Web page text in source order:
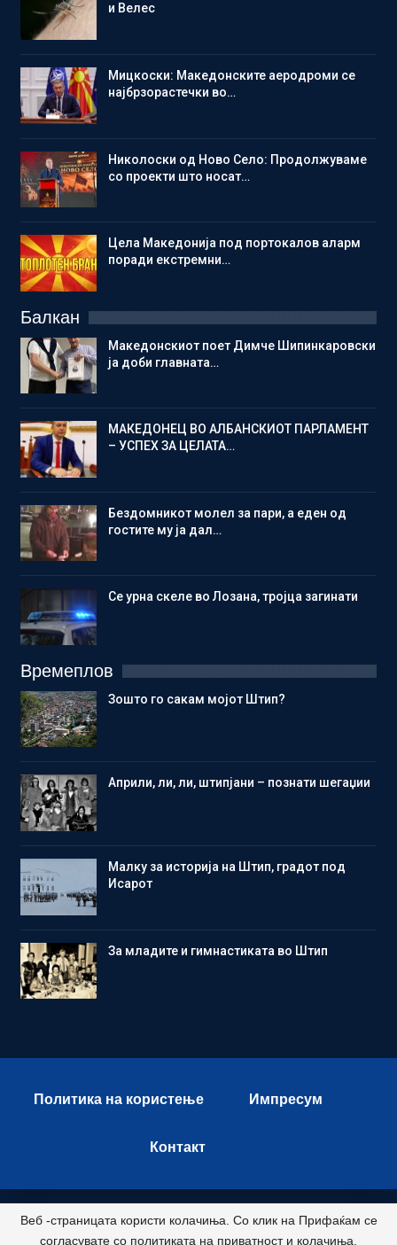
и Велес
Мицкоски: Македонските аеродроми се
најбрзорастечки во…
Николоски од Ново Село: Продолжуваме
со проекти што носат…
Цела Македонија под портокалов аларм
поради екстремни…
Балкан
Македонскиот поет Димче Шипинкаровски
ја доби главната…
МАКЕДОНЕЦ ВО АЛБАНСКИОТ ПАРЛАМЕНТ
– УСПЕХ ЗА ЦЕЛАТА…
Бездомникот молел за пари, а еден од
гостите му ја дал…
Се урна скеле во Лозана, тројца загинати
Времеплов
Зошто го сакам мојот Штип?
Aприли, ли, ли, штипјани – познати шегаџии
Малку за историја на Штип, градот под
Исарот
Зa младите и гимнастиката во Штип
Политика на користење Импресум
Контакт
© 2026 - Istok Press. All Rights Reserved.
Веб -страницата користи колачиња. Со клик на Прифаќам се
согласувате со политиката на приватност и колачиња.